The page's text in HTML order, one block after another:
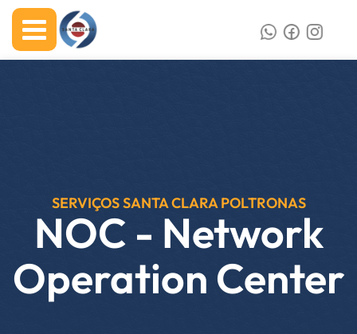
SERVIÇOS SANTA CLARA POLTRONAS
NOC - Network
Operation Center